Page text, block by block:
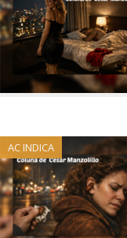
AC INDICA